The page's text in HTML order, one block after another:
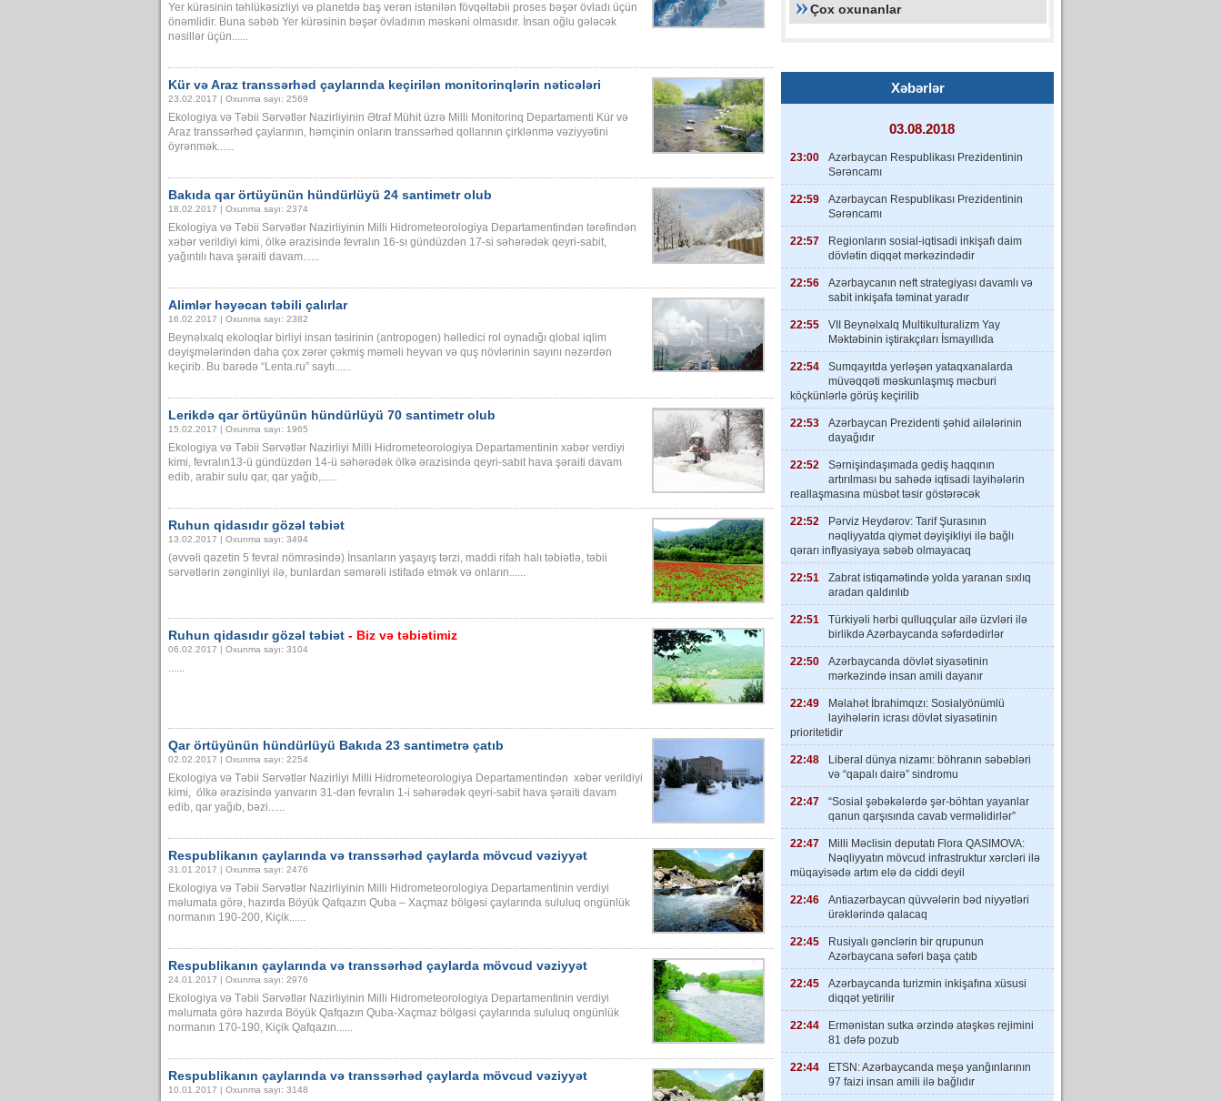
Yer kürəsinin təhlükəsizliyi və planetdə baş verən istənilən fövqəltəbii proses bəşər övladı üçün
önəmlidir. Buna səbəb Yer kürəsinin bəşər övladının məskəni olmasıdır. İnsan oğlu gələcək
nəsillər üçün......
Kür və Araz transsərhəd çaylarında keçirilən monitorinqlərin nəticələri
23.02.2017 | Oxunma sayı: 2569
Ekologiya və Təbii Sərvətlər Nazirliyinin Ətraf Mühit üzrə Milli Monitorinq Departamenti Kür və
Araz transsərhəd çaylarının, həmçinin onların transsərhəd qollarının çirklənmə vəziyyətini
öyrənmək......
Bakıda qar örtüyünün hündürlüyü 24 santimetr olub
18.02.2017 | Oxunma sayı: 2374
Ekologiya və Təbii Sərvətlər Nazirliyinin Milli Hidrometeorologiya Departamentindən tərəfindən
xəbər verildiyi kimi, ölkə ərazisində fevralın 16-sı gündüzdən 17-si səhərədək qeyri-sabit,
yağıntılı hava şəraiti davam......
Alimlər həyəcan təbili çalırlar
16.02.2017 | Oxunma sayı: 2382
Beynəlxalq ekoloqlar birliyi insan təsirinin (antropogen) həlledici rol oynadığı qlobal iqlim
dəyişmələrindən daha çox zərər çəkmiş məməli heyvan və quş növlərinin sayını nəzərdən
keçirib. Bu barədə “Lenta.ru” saytı......
Lerikdə qar örtüyünün hündürlüyü 70 santimetr olub
15.02.2017 | Oxunma sayı: 1965
Ekologiya və Təbii Sərvətlər Nazirliyi Milli Hidrometeorologiya Departamentinin xəbər verdiyi
kimi, fevralın13-ü gündüzdən 14-ü səhərədək ölkə ərazisində qeyri-sabit hava şəraiti davam
edib, arabir sulu qar, qar yağıb,......
Ruhun qidasıdır gözəl təbiət
13.02.2017 | Oxunma sayı: 3494
(əvvəli qəzetin 5 fevral nömrəsində) İnsanların yaşayış tərzi, maddi rifah halı təbiətlə, təbii
sərvətlərin zənginliyi ilə, bunlardan səmərəli istifadə etmək və onların......
Ruhun qidasıdır gözəl təbiət - Biz və təbiətimiz
06.02.2017 | Oxunma sayı: 3104
......
Qar örtüyünün hündürlüyü Bakıda 23 santimetrə çatıb
02.02.2017 | Oxunma sayı: 2254
Ekologiya və Təbii Sərvətlər Nazirliyi Milli Hidrometeorologiya Departamentindən xəbər verildiyi
kimi, ölkə ərazisində yanvarın 31-dən fevralın 1-i səhərədək qeyri-sabit hava şəraiti davam
edib, qar yağıb, bəzi......
Respublikanın çaylarında və transsərhəd çaylarda mövcud vəziyyət
31.01.2017 | Oxunma sayı: 2476
Ekologiya və Təbii Sərvətlər Nazirliyinin Milli Hidrometeorologiya Departamentinin verdiyi
məlumata görə, hazırda Böyük Qafqazın Quba – Xaçmaz bölgəsi çaylarında sululuq ongünlük
normanın 190-200, Kiçik......
Respublikanın çaylarında və transsərhəd çaylarda mövcud vəziyyət
24.01.2017 | Oxunma sayı: 2976
Ekologiya və Təbii Sərvətlər Nazirliyinin Milli Hidrometeorologiya Departamentinin verdiyi
məlumata görə hazırda Böyük Qafqazın Quba-Xaçmaz bölgəsi çaylarında sululuq ongünlük
normanın 170-190, Kiçik Qafqazın......
Respublikanın çaylarında və transsərhəd çaylarda mövcud vəziyyət
10.01.2017 | Oxunma sayı: 3148
Çox oxunanlar
Xəbərlər
03.08.2018
23:00
Azərbaycan Respublikası Prezidentinin
Sərəncamı
22:59
Azərbaycan Respublikası Prezidentinin
Sərəncamı
22:57
Regionların sosial-iqtisadi inkişafı daim
dövlətin diqqət mərkəzindədir
22:56
Azərbaycanın neft strategiyası davamlı və
sabit inkişafa təminat yaradır
22:55
VII Beynəlxalq Multikulturalizm Yay
Məktəbinin iştirakçıları İsmayıllıda
22:54
Sumqayıtda yerləşən yataqxanalarda
müvəqqəti məskunlaşmış məcburi
köçkünlərlə görüş keçirilib
22:53
Azərbaycan Prezidenti şəhid ailələrinin
dayağıdır
22:52
Sərnişindaşımada gediş haqqının
artırılması bu sahədə iqtisadi layihələrin
reallaşmasına müsbət təsir göstərəcək
22:52
Pərviz Heydərov: Tarif Şurasının
nəqliyyatda qiymət dəyişikliyi ilə bağlı
qərarı inflyasiyaya səbəb olmayacaq
22:51
Zabrat istiqamətində yolda yaranan sıxlıq
aradan qaldırılıb
22:51
Türkiyəli hərbi qulluqçular ailə üzvləri ilə
birlikdə Azərbaycanda səfərdədirlər
22:50
Azərbaycanda dövlət siyasətinin
mərkəzində insan amili dayanır
22:49
Məlahət İbrahimqızı: Sosialyönümlü
layihələrin icrası dövlət siyasətinin
prioritetidir
22:48
Liberal dünya nizamı: böhranın səbəbləri
və “qapalı dairə” sindromu
22:47
“Sosial şəbəkələrdə şər-böhtan yayanlar
qanun qarşısında cavab verməlidirlər”
22:47
Milli Məclisin deputatı Flora QASIMOVA:
Nəqliyyatın mövcud infrastruktur xərcləri ilə
müqayisədə artım elə də ciddi deyil
22:46
Antiazərbaycan qüvvələrin bəd niyyətləri
ürəklərində qalacaq
22:45
Rusiyalı gənclərin bir qrupunun
Azərbaycana səfəri başa çatıb
22:45
Azərbaycanda turizmin inkişafına xüsusi
diqqət yetirilir
22:44
Ermənistan sutka ərzində atəşkəs rejimini
81 dəfə pozub
22:44
ETSN: Azərbaycanda meşə yanğınlarının
97 faizi insan amili ilə bağlıdır